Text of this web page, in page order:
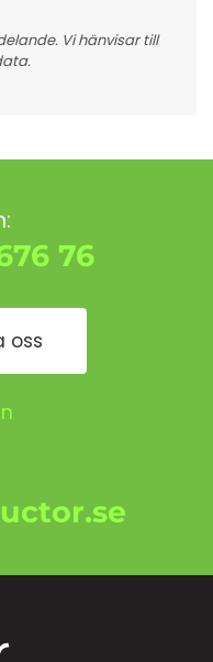
Vi hänvisar till
76
oss